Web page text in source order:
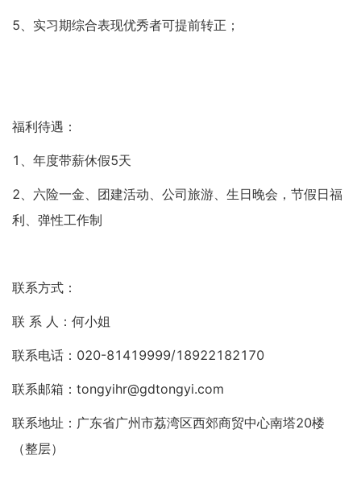
5、实习期综合表现优秀者可提前转正；
福利待遇：
1、年度带薪休假5天
2、六险一金、团建活动、公司旅游、生日晚会，节假日福
利、弹性工作制
联系方式：
联 系 人：何小姐
联系电话：020-81419999/18922182170
联系邮箱：tongyihr@gdtongyi.com
联系地址：广东省广州市荔湾区西郊商贸中心南塔20楼
（整层）